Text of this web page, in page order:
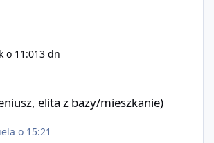
o 11:013 dn
elita z bazy/mieszkanie)
o 15:21